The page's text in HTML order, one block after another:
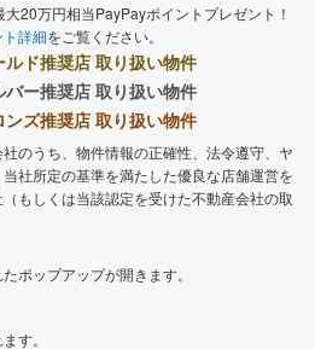
大20万円相当PayPayポイントプレゼント！
詳細をご覧ください。
ルド推奨店 取り扱い物件
バー推奨店 取り扱い物件
ンズ推奨店 取り扱い物件
のうち、物件情報の正確性、法令遵守、ヤ
社所定の基準を満たした優良な店舗運営を
もしくは当該認定を受けた不動産会社の取
ポップアップが開きます。
す。